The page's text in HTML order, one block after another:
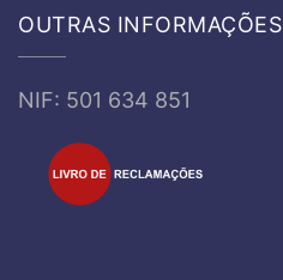
OUTRAS INFORMAÇÕES
NIF: 501 634 851